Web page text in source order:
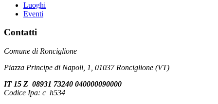
Luoghi
Eventi
Contatti
Comune di Ronciglione
Piazza Principe di Napoli, 1, 01037 Ronciglione (VT)
IT 15 Z 08931 73240 040000090000
Codice Ipa: c_h534